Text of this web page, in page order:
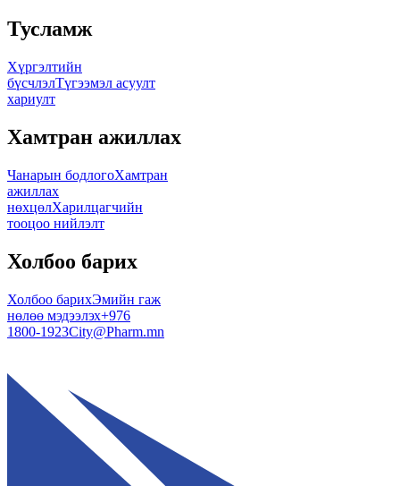
Тусламж
Хүргэлтийн
бүсчлэлТүгээмэл асуулт
хариулт
Хамтран ажиллах
Чанарын бодлогоХамтран
ажиллах
нөхцөлХарилцагчийн
тооцоо нийлэлт
Холбоо барих
Холбоо барихЭмийн гаж
нөлөө мэдээлэх+976
1800-1923City@Pharm.mn